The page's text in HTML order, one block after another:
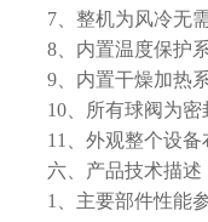
7、整机为风冷无
8、内置温度保护
9、内置干燥加热
10、所有球阀为
11、外观整个设
六、产品技术描述
1、主要部件性能